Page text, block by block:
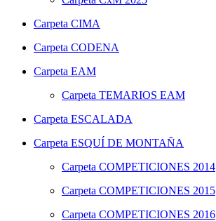
Carpeta CIMA
Carpeta CODENA
Carpeta EAM
Carpeta TEMARIOS EAM
Carpeta ESCALADA
Carpeta ESQUÍ DE MONTAÑA
Carpeta COMPETICIONES 2014
Carpeta COMPETICIONES 2015
Carpeta COMPETICIONES 2016